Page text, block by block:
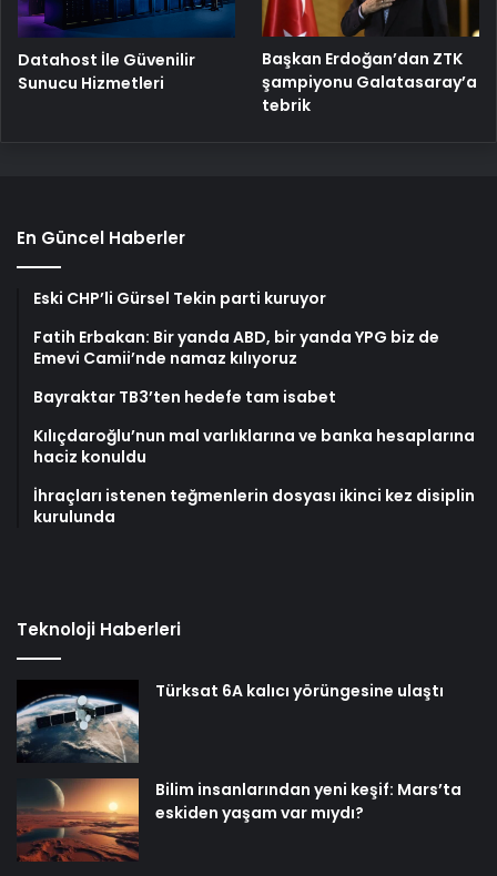
Datahost İle Güvenilir
Sunucu Hizmetleri
Başkan Erdoğan’dan ZTK
şampiyonu Galatasaray’a
tebrik
En Güncel Haberler
Eski CHP’li Gürsel Tekin parti kuruyor
Fatih Erbakan: Bir yanda ABD, bir yanda YPG biz de
Emevi Camii’nde namaz kılıyoruz
Bayraktar TB3’ten hedefe tam isabet
Kılıçdaroğlu’nun mal varlıklarına ve banka hesaplarına
haciz konuldu
İhraçları istenen teğmenlerin dosyası ikinci kez disiplin
kurulunda
Teknoloji Haberleri
Türksat 6A kalıcı yörüngesine ulaştı
Bilim insanlarından yeni keşif: Mars’ta
eskiden yaşam var mıydı?